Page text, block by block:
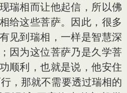
瑞相而让他起信，所以佛
给这些菩萨。因此，很多
见到瑞相，一样是智慧深
因为这位菩萨乃是久学菩
顺利，也就是说，他安住
，那就不需要透过瑞相的